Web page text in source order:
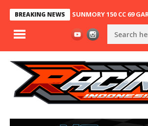
BREAKING NEWS
NINJA 2T SUNMORY 150 CC 69